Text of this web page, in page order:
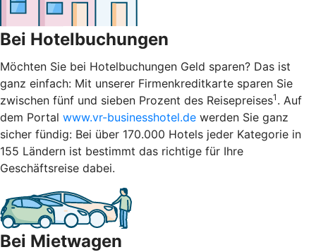
Bei Hotelbuchungen
Möchten Sie bei Hotelbuchungen Geld sparen? Das ist
ganz einfach: Mit unserer Firmenkreditkarte sparen Sie
zwischen fünf und sieben Prozent des Reisepreises1 . Auf
dem Portal www.vr-businesshotel.de werden Sie ganz
sicher fündig: Bei über 170.000 Hotels jeder Kategorie in
155 Ländern ist bestimmt das richtige für Ihre
Geschäftsreise dabei.
Bei Mietwagen